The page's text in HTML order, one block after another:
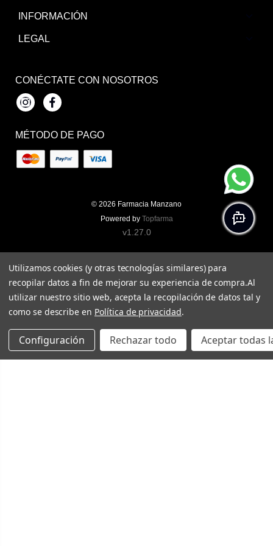
INFORMACIÓN
LEGAL
CONÉCTATE CON NOSOTROS
InstagramFacebook
MÉTODO DE PAGO
© 2026 Farmacia Manzano
Powered by Topfarma
v1.27.0
Utilizamos cookies (y otras tecnologías similares) para
recopilar datos a fin de mejorar su experiencia de compra.Al
utilizar nuestro sitio web, acepta la recopilación de datos tal y
como se describe en Política de privacidad.
Configuración Rechazar todo Aceptar todas